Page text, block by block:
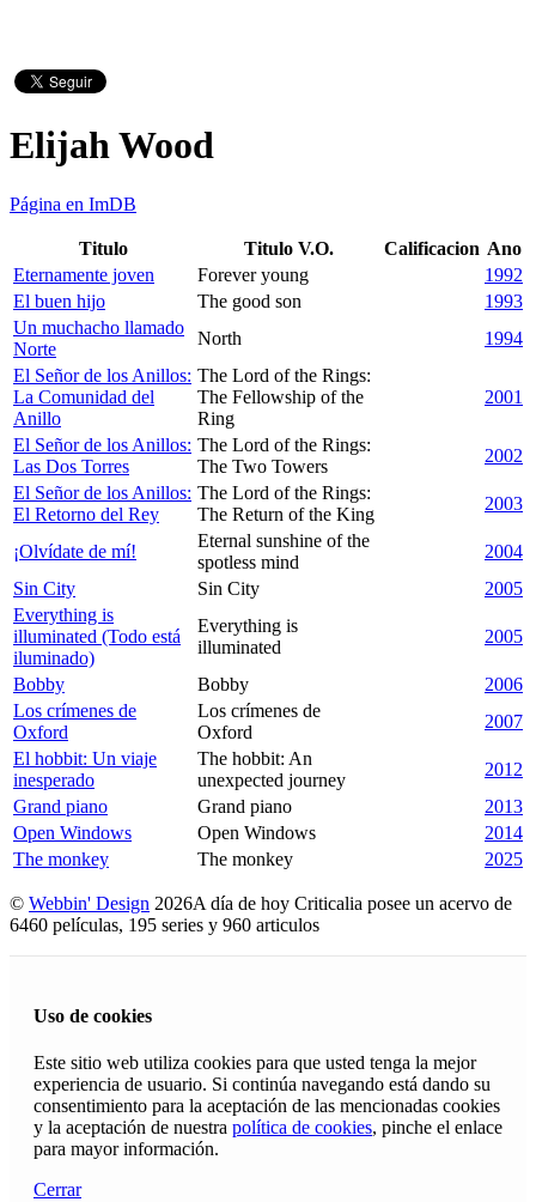
Elijah Wood
Página en ImDB
Titulo Titulo V.O. Calificacion Ano
Eternamente joven
Forever young
1992
El buen hijo
The good son
1993
Un muchacho llamado
Norte
North
1994
El Señor de los Anillos:
La Comunidad del
Anillo
The Lord of the Rings:
The Fellowship of the
Ring
2001
El Señor de los Anillos:
Las Dos Torres
The Lord of the Rings:
The Two Towers
2002
El Señor de los Anillos:
El Retorno del Rey
The Lord of the Rings:
The Return of the King
2003
¡Olvídate de mí!
Eternal sunshine of the
spotless mind
2004
Sin City
Sin City
2005
Everything is
illuminated (Todo está
iluminado)
Everything is
illuminated
2005
Bobby Bobby
2006
Los crímenes de
Oxford
Los crímenes de
Oxford
2007
El hobbit: Un viaje
inesperado
The hobbit: An
unexpected journey
2012
Grand piano
Grand piano
2013
Open Windows
Open Windows
2014
The monkey
The monkey 2025
© Webbin' Design 2026A día de hoy Criticalia posee un acervo de
6460 películas, 195 series y 960 articulos
Uso de cookies
Este sitio web utiliza cookies para que usted tenga la mejor
experiencia de usuario. Si continúa navegando está dando su
consentimiento para la aceptación de las mencionadas cookies
y la aceptación de nuestra política de cookies, pinche el enlace
para mayor información.
Cerrar